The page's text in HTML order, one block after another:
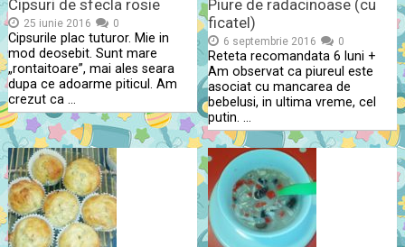
Cipsuri de sfecla rosie
25 iunie 2016 0
Cipsurile plac tuturor. Mie in
mod deosebit. Sunt mare
„rontaitoare”, mai ales seara
dupa ce adoarme piticul. Am
crezut ca …
Piure de radacinoase (cu
ficatel)
6 septembrie 2016 0
Reteta recomandata 6 luni +
Am observat ca piureul este
asociat cu mancarea de
bebelusi, in ultima vreme, cel
putin. …